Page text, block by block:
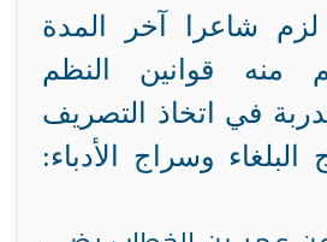
لزم شاعرا آخر المدة
منه قوانين النظم
في اتخاذ التصريف
البلغاء وسراج الأدباء: